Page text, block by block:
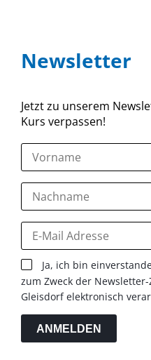
Newsletter
Jetzt zu unserem
Kurs verpassen!
Ja, ich bin
zum Zweck der
Gleisdorf elektronisch
ANMELDEN